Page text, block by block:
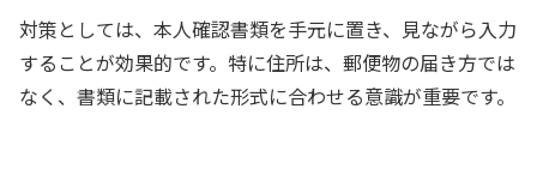
対策としては、本人確認書類を手元に置き、見ながら入力
することが効果的です。特に住所は、郵便物の届き方では
なく、書類に記載された形式に合わせる意識が重要です。